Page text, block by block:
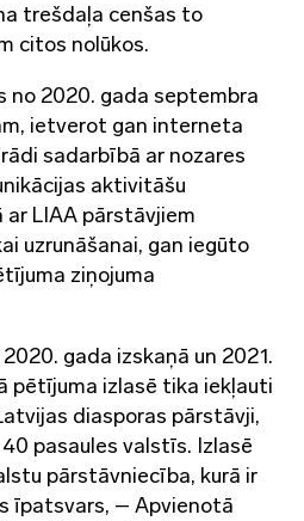
trešdaļa cenšas to
citos nolūkos.
2020. gada septembra
ietverot gan interneta
sadarbībā ar nozares
aktivitāšu
LIAA pārstāvjiem
uzrunāšanai, gan iegūto
ziņojuma
gada izskaņā un 2021.
pētījuma izlasē tika iekļauti
diasporas pārstāvji,
pasaules valstīs. Izlasē
pārstāvniecība, kurā ir
īpatsvars, – Apvienotā